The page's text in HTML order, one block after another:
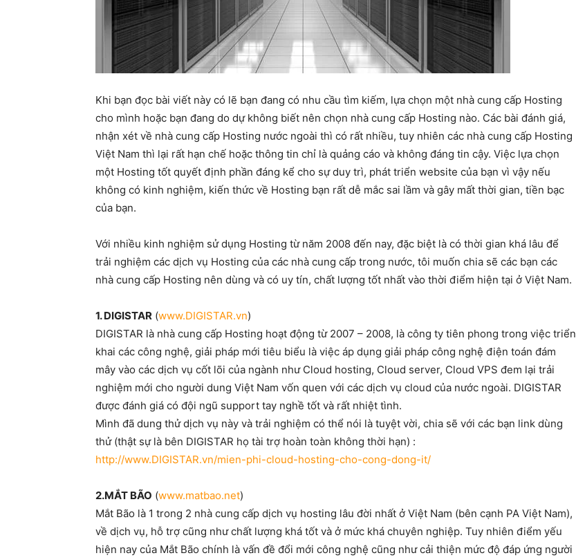
Khi bạn đọc bài viết này có lẽ bạn đang có nhu cầu tìm kiếm, lựa chọn một nhà cung cấp Hosting
cho mình hoặc bạn đang do dự không biết nên chọn nhà cung cấp Hosting nào. Các bài đánh giá,
nhận xét về nhà cung cấp Hosting nước ngoài thì có rất nhiều, tuy nhiên các nhà cung cấp Hosting
Việt Nam thì lại rất hạn chế hoặc thông tin chỉ là quảng cáo và không đáng tin cậy. Việc lựa chọn
một Hosting tốt quyết định phần đáng kể cho sự duy trì, phát triển website của bạn vì vậy nếu
không có kinh nghiệm, kiến thức về Hosting bạn rất dễ mắc sai lầm và gây mất thời gian, tiền bạc
của bạn.
Với nhiều kinh nghiệm sử dụng Hosting từ năm 2008 đến nay, đặc biệt là có thời gian khá lâu để
trải nghiệm các dịch vụ Hosting của các nhà cung cấp trong nước, tôi muốn chia sẽ các bạn các
nhà cung cấp Hosting nên dùng và có uy tín, chất lượng tốt nhất vào thời điểm hiện tại ở Việt Nam.
1. DIGISTAR (www.DIGISTAR.vn)
DIGISTAR là nhà cung cấp Hosting hoạt động từ 2007 – 2008, là công ty tiên phong trong việc triển
khai các công nghệ, giải pháp mới tiêu biểu là việc áp dụng giải pháp công nghệ điện toán đám
mây vào các dịch vụ cốt lõi của ngành như Cloud hosting, Cloud server, Cloud VPS đem lại trải
nghiệm mới cho người dung Việt Nam vốn quen với các dịch vụ cloud của nước ngoài. DIGISTAR
được đánh giá có đội ngũ support tay nghề tốt và rất nhiệt tình.
Mình đã dung thử dịch vụ này và trải nghiệm có thể nói là tuyệt vời, chia sẽ với các bạn link dùng
thử (thật sự là bên DIGISTAR họ tài trợ hoàn toàn không thời hạn) :
http://www.DIGISTAR.vn/mien-phi-cloud-hosting-cho-cong-dong-it/
2.MẮT BÃO (www.matbao.net)
Mắt Bão là 1 trong 2 nhà cung cấp dịch vụ hosting lâu đời nhất ở Việt Nam (bên cạnh PA Việt Nam),
về dịch vụ, hỗ trợ cũng như chất lượng khá tốt và ở mức khá chuyên nghiệp. Tuy nhiên điểm yếu
hiện nay của Mắt Bão chính là vấn đề đổi mới công nghệ cũng như cải thiện mức độ đáp ứng người